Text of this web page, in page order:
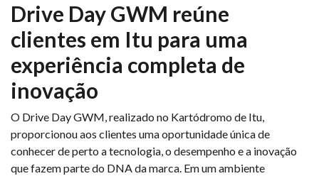
Drive Day GWM reúne
clientes em Itu para uma
experiência completa de
inovação
O Drive Day GWM, realizado no Kartódromo de Itu,
proporcionou aos clientes uma oportunidade única de
conhecer de perto a tecnologia, o desempenho e a inovação
que fazem parte do DNA da marca. Em um ambiente